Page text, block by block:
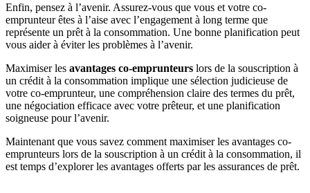
Enfin, pensez à l’avenir. Assurez-vous que vous et votre co-
emprunteur êtes à l’aise avec l’engagement à long terme que
représente un prêt à la consommation. Une bonne planification peut
vous aider à éviter les problèmes à l’avenir.
Maximiser les avantages co-emprunteurs lors de la souscription à
un crédit à la consommation implique une sélection judicieuse de
votre co-emprunteur, une compréhension claire des termes du prêt,
une négociation efficace avec votre prêteur, et une planification
soigneuse pour l’avenir.
Maintenant que vous savez comment maximiser les avantages co-
emprunteurs lors de la souscription à un crédit à la consommation, il
est temps d’explorer les avantages offerts par les assurances de prêt.